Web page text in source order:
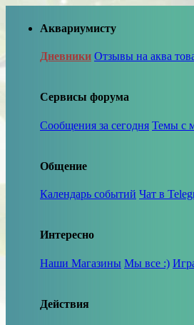
Аквариумисту
Дневники Отзывы на аква
Сервисы форума
Сообщения за сегодня Темы с
Общение
Календарь событий Чат в
Интересно
Наши Магазины Мы все :)
Действия